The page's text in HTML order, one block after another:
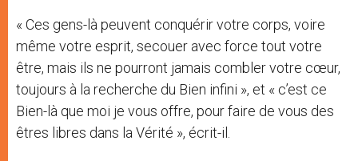
« Ces gens-là peuvent conquérir votre corps, voire
même votre esprit, secouer avec force tout votre
être, mais ils ne pourront jamais combler votre cœur,
toujours à la recherche du Bien infini », et « c’est ce
Bien-là que moi je vous offre, pour faire de vous des
êtres libres dans la Vérité », écrit-il.